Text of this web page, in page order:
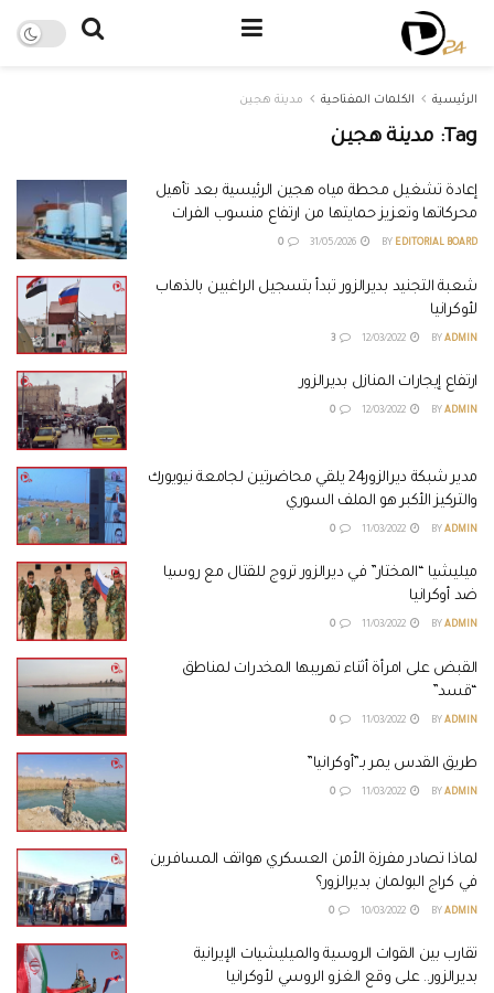
الرئيسية الكلمات المفتاحية مدينة هجين
Tag: مدينة هجين
إعادة تشغيل محطة مياه هجين الرئيسية بعد تأهيل
محركاتها وتعزيز حمايتها من ارتفاع منسوب الفرات
BY EDITORIAL BOARD
شعبة التجنيد بديرالزور تبدأ بتسجيل الراغبين بالذهاب
لأوكرانيا
BY ADMIN
ارتفاع إيجارات المنازل بديرالزور
BY ADMIN
مدير شبكة ديرالزور24 يلقي محاضرتين لجامعة نيويورك
والتركيز الأكبر هو الملف السوري
BY ADMIN
ميليشيا “المختار” في ديرالزور تروج للقتال مع روسيا
ضد أوكرانيا
BY ADMIN
القبض على امرأة أثناء تهريبها المخدرات لمناطق
“قسد”
BY ADMIN
طريق القدس يمر بـ”أوكرانيا”
BY ADMIN
لماذا تصادر مفرزة الأمن العسكري هواتف المسافرين
في كراج البولمان بديرالزور؟
BY ADMIN
تقارب بين القوات الروسية والميليشيات الإيرانية
بديرالزور.. على وقع الغزو الروسي لأوكرانيا